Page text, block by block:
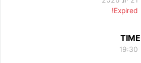
Expired!
TIME
19:30